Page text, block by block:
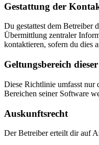
Gestattung der
Du gestattest dem Betreiber
Übermittlung zentraler
kontaktieren, sofern du dies
Geltungsbereich
Diese Richtlinie umfasst nur
Bereichen seiner Software
Auskunftsrecht
Der Betreiber erteilt dir auf